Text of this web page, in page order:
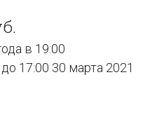
в 19:00
17:00 30 марта 2021